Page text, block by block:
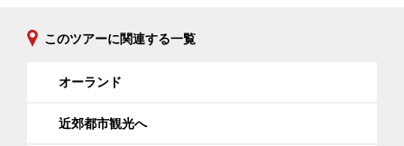
このツアーに関連する一覧
オーランド
近郊都市観光へ